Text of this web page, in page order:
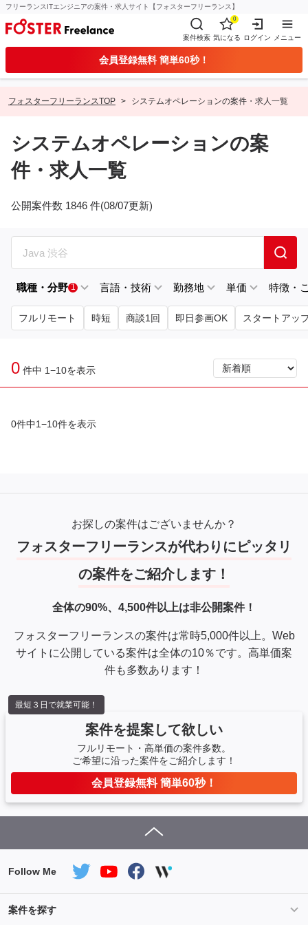
フリーランスITエンジニアの案件・求人サイト【フォスターフリーランス】
案件検索
0
気になる ログイン メニュー
会員登録無料 簡単60秒！
フォスターフリーランスTOP システムオペレーションの案件・求人一覧
システムオペレーションの案
件・求人一覧
公開案件数 1846 件(08/07更新)
職種・分野 1 言語・技術 勤務地 単価 特徴・
フルリモート 時短 商談1回 即日参画OK スタートアッ
0 件中 1−10を表示
0件中1−10件を表示
お探しの案件はございませんか？
フォスターフリーランスが代わりにピッタリ
の案件をご紹介します！
全体の90%、4,500件以上は非公開案件！
フォスターフリーランスの案件は常時5,000件以上。Web
サイトに公開している案件は全体の10％です。高単価案
件も多数あります！
案件を提案して欲しい
フルリモート・高単価の案件多数。
ご希望に沿った案件をご紹介します！
会員登録無料 簡単60秒！
最短３日で就業可能！
Follow Me
案件を探す